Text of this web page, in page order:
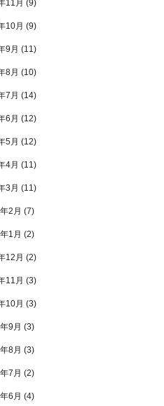
11月 (9)
10月 (9)
9月 (11)
8月 (10)
7月 (14)
6月 (12)
5月 (12)
4月 (11)
3月 (11)
2月 (7)
1月 (2)
12月 (2)
11月 (3)
10月 (3)
9月 (3)
8月 (3)
7月 (2)
6月 (4)